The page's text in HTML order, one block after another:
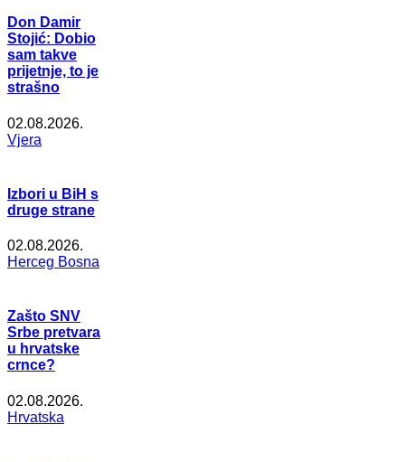
Don Damir
Stojić: Dobio
sam takve
prijetnje, to je
strašno
02.08.2026.
Vjera
Izbori u BiH s
druge strane
02.08.2026.
Herceg Bosna
Zašto SNV
Srbe pretvara
u hrvatske
crnce?
02.08.2026.
Hrvatska